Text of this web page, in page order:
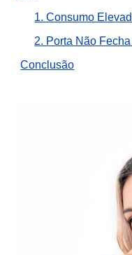
1. Consumo
2. Porta Não
Conclusão